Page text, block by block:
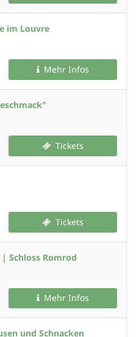
im Louvre
Mehr Infos
Tickets
Tickets
Schloss Romrod
Mehr Infos
und Schnacken